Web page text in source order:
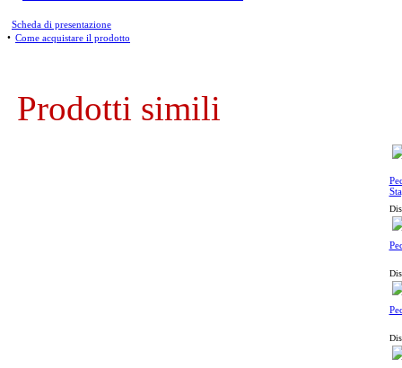
Scheda di presentazione
• Come acquistare il prodotto
Prodotti simili